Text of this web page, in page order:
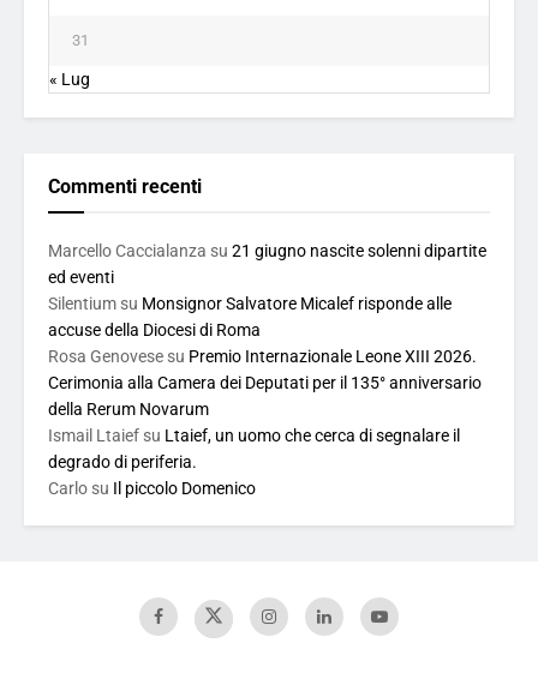
31
« Lug
Commenti recenti
Marcello Caccialanza su 21 giugno nascite solenni dipartite
ed eventi
Silentium su Monsignor Salvatore Micalef risponde alle
accuse della Diocesi di Roma
Rosa Genovese su Premio Internazionale Leone XIII 2026.
Cerimonia alla Camera dei Deputati per il 135° anniversario
della Rerum Novarum
Ismail Ltaief su Ltaief, un uomo che cerca di segnalare il
degrado di periferia.
Carlo su Il piccolo Domenico